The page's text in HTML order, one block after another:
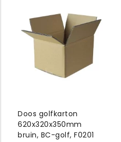
Doos golfkarton
620x320x350mm
bruin, BC-golf, F0201